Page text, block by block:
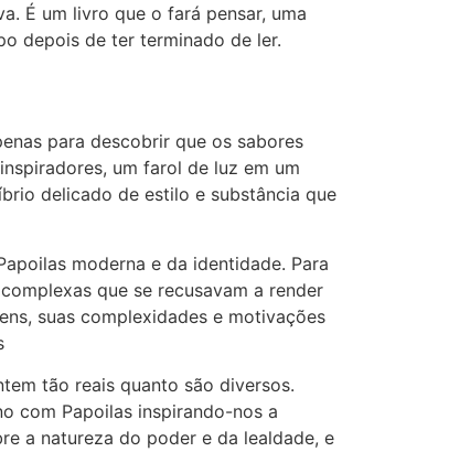
É um livro que o fará pensar, uma
depois de ter terminado de ler.
para descobrir que os sabores
um farol de luz em um
delicado de estilo e substância que
moderna e da identidade. Para
que se recusavam a render
suas complexidades e motivações
tão reais quanto são diversos.
com Papoilas inspirando-nos a
a natureza do poder e da lealdade, e